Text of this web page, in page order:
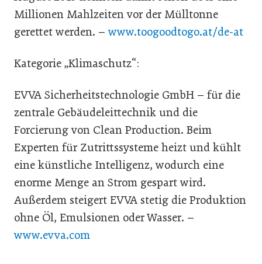
Millionen Mahlzeiten vor der Mülltonne
gerettet werden. –www.toogoodtogo.at/de-at
Kategorie „Klimaschutz“:
EVVA Sicherheitstechnologie GmbH – für die
zentrale Gebäudeleittechnik und die
Forcierung von Clean Production. Beim
Experten für Zutrittssysteme heizt und kühlt
eine künstliche Intelligenz, wodurch eine
enorme Menge an Strom gespart wird.
Außerdem steigert EVVA stetig die Produktion
ohne Öl, Emulsionen oder Wasser. –
www.evva.com